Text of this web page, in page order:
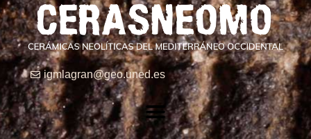
igmlagran@geo.uned.es